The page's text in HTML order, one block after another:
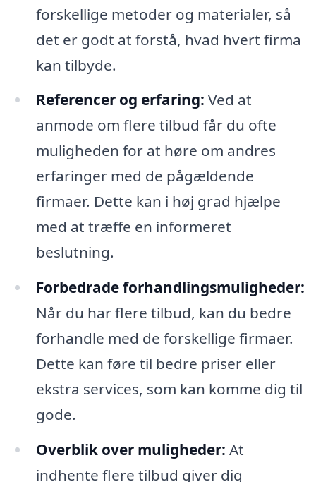
forskellige metoder og materialer, så
det er godt at forstå, hvad hvert firma
kan tilbyde.
Referencer og erfaring: Ved at
anmode om flere tilbud får du ofte
muligheden for at høre om andres
erfaringer med de pågældende
firmaer. Dette kan i høj grad hjælpe
med at træffe en informeret
beslutning.
Forbedrade forhandlingsmuligheder:
Når du har flere tilbud, kan du bedre
forhandle med de forskellige firmaer.
Dette kan føre til bedre priser eller
ekstra services, som kan komme dig til
gode.
Overblik over muligheder: At
indhente flere tilbud giver dig